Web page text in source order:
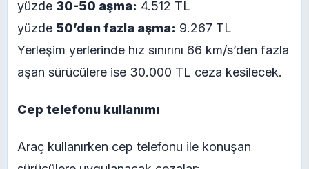
yüzde 30-50 aşma: 4.512 TL
yüzde 50’den fazla aşma: 9.267 TL
Yerleşim yerlerinde hız sınırını 66 km/s’den fazla
aşan sürücülere ise 30.000 TL ceza kesilecek.
Cep telefonu kullanımı
Araç kullanırken cep telefonu ile konuşan